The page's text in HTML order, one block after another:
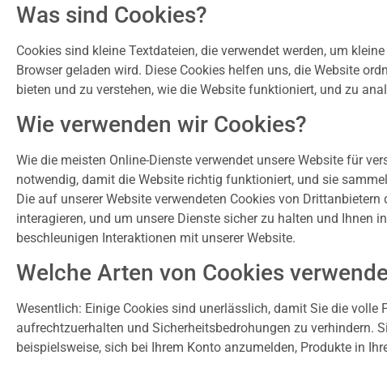
Was sind Cookies?
Cookies sind kleine Textdateien, die verwendet werden, um
Browser geladen wird. Diese Cookies helfen uns, die Website
bieten und zu verstehen, wie die Website funktioniert, und zu
Wie verwenden wir Cookies?
Wie die meisten Online-Dienste verwendet unsere Website für
notwendig, damit die Website richtig funktioniert, und sie
Die auf unserer Website verwendeten Cookies von
interagieren, und um unsere Dienste sicher zu halten und Ihnen
beschleunigen Interaktionen mit unserer Website.
Welche Arten von Cookies
Wesentlich: Einige Cookies sind unerlässlich, damit Sie die
aufrechtzuerhalten und Sicherheitsbedrohungen zu verhindern.
beispielsweise, sich bei Ihrem Konto anzumelden, Produkte in